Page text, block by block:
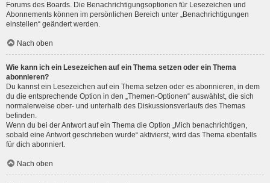
Forums des Boards. Die Benachrichtigungsoptionen für Lesezeichen und
Abonnements können im persönlichen Bereich unter „Benachrichtigungen
einstellen“ geändert werden.
Nach oben
Wie kann ich ein Lesezeichen auf ein Thema setzen oder ein Thema
abonnieren?
Du kannst ein Lesezeichen auf ein Thema setzen oder es abonnieren, in dem
du die entsprechende Option in den „Themen-Optionen“ auswählst, die sich
normalerweise ober- und unterhalb des Diskussionsverlaufs des Themas
befinden.
Wenn du bei der Antwort auf ein Thema die Option „Mich benachrichtigen,
sobald eine Antwort geschrieben wurde“ aktivierst, wird das Thema ebenfalls
für dich abonniert.
Nach oben